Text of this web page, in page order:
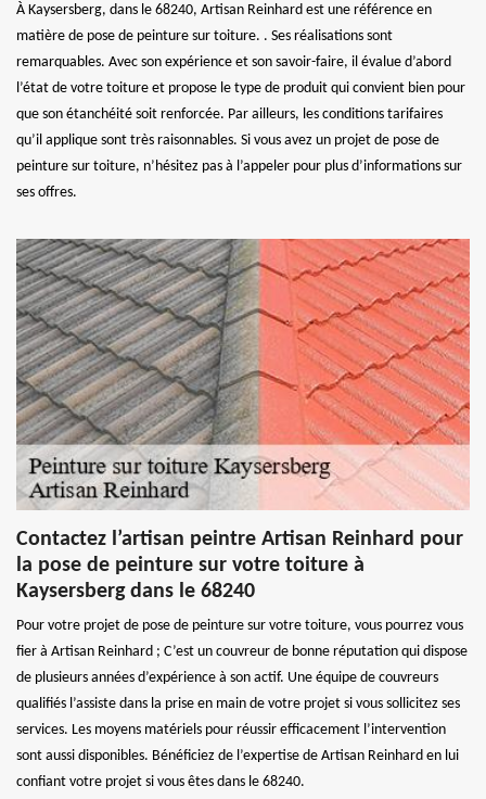
À Kaysersberg, dans le 68240, Artisan Reinhard est une référence en
matière de pose de peinture sur toiture. . Ses réalisations sont
remarquables. Avec son expérience et son savoir-faire, il évalue d’abord
l’état de votre toiture et propose le type de produit qui convient bien pour
que son étanchéité soit renforcée. Par ailleurs, les conditions tarifaires
qu’il applique sont très raisonnables. Si vous avez un projet de pose de
peinture sur toiture, n’hésitez pas à l’appeler pour plus d’informations sur
ses offres.
Contactez l’artisan peintre Artisan Reinhard pour
la pose de peinture sur votre toiture à
Kaysersberg dans le 68240
Pour votre projet de pose de peinture sur votre toiture, vous pourrez vous
fier à Artisan Reinhard ; C’est un couvreur de bonne réputation qui dispose
de plusieurs années d’expérience à son actif. Une équipe de couvreurs
qualifiés l’assiste dans la prise en main de votre projet si vous sollicitez ses
services. Les moyens matériels pour réussir efficacement l’intervention
sont aussi disponibles. Bénéficiez de l’expertise de Artisan Reinhard en lui
confiant votre projet si vous êtes dans le 68240.